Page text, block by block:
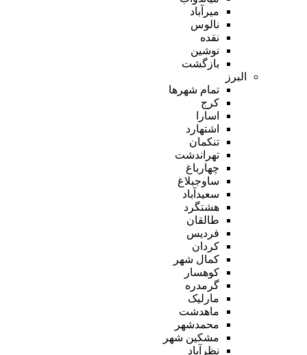
میرآباد
نالوس
نقده
نوشین
بازگشت
البرز
تمام شهر‌ها
کرج
اسارا
اشتهارد
تنکمان
تهراندشت
چهارباغ
ساوجبلاغ
سعیدآباد
هشتگرد
طالقان
فردیس
کردان
کمال شهر
کوهسار
گرمدره
مارلیک
ماهدشت
محمدشهر
مشکین شهر
نظرآباد